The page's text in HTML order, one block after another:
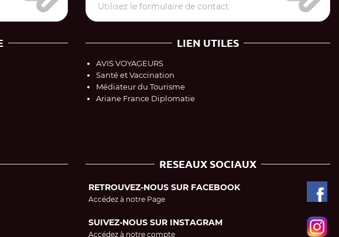
Utilisez le formulaire de contact
LIEN UTILES
AVIS VOYAGEURS
Santé et Vaccination
Médiateur du Tourisme
Ariane France Diplomatie
RESEAUX SOCIAUX
RETROUVEZ-NOUS SUR FACEBOOK
Accédez à notre Page
SUIVEZ-NOUS SUR INSTAGRAM
Accédez à notre compte